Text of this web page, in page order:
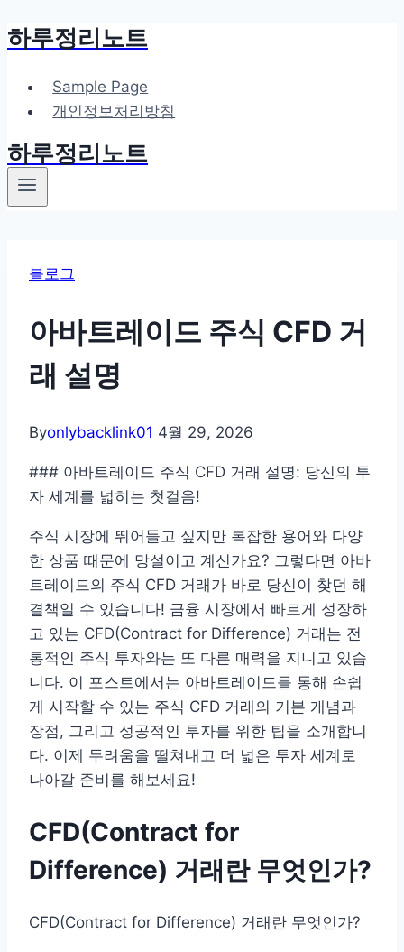
Skip
content
하루정리노트
Sample Page
개인정보처리방침
하루정리노트
블로그
아바트레이드 주식 CFD 거
래 설명
Byonlybacklink01 4월 29, 2026
### 아바트레이드 주식 CFD 거래 설명: 당신의 투
자 세계를 넓히는 첫걸음!
주식 시장에 뛰어들고 싶지만 복잡한 용어와 다양
한 상품 때문에 망설이고 계신가요? 그렇다면 아바
트레이드의 주식 CFD 거래가 바로 당신이 찾던 해
결책일 수 있습니다! 금융 시장에서 빠르게 성장하
고 있는 CFD(Contract for Difference) 거래는 전
통적인 주식 투자와는 또 다른 매력을 지니고 있습
니다. 이 포스트에서는 아바트레이드를 통해 손쉽
게 시작할 수 있는 주식 CFD 거래의 기본 개념과
장점, 그리고 성공적인 투자를 위한 팁을 소개합니
다. 이제 두려움을 떨쳐내고 더 넓은 투자 세계로
나아갈 준비를 해보세요!
CFD(Contract for
Difference) 거래란 무엇인가?
CFD(Contract for Difference) 거래란 무엇인가?